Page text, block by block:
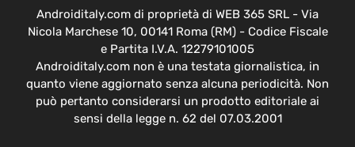
Androiditaly.com di proprietà di WEB 365 SRL - Via
Nicola Marchese 10, 00141 Roma (RM) - Codice Fiscale
e Partita I.V.A. 12279101005
Androiditaly.com non è una testata giornalistica, in
quanto viene aggiornato senza alcuna periodicità. Non
può pertanto considerarsi un prodotto editoriale ai
sensi della legge n. 62 del 07.03.2001